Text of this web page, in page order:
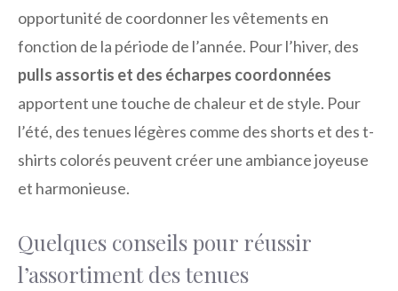
opportunité de coordonner les vêtements en
fonction de la période de l’année. Pour l’hiver, des
pulls assortis et des écharpes coordonnées
apportent une touche de chaleur et de style. Pour
l’été, des tenues légères comme des shorts et des t-
shirts colorés peuvent créer une ambiance joyeuse
et harmonieuse.
Quelques conseils pour réussir
l’assortiment des tenues